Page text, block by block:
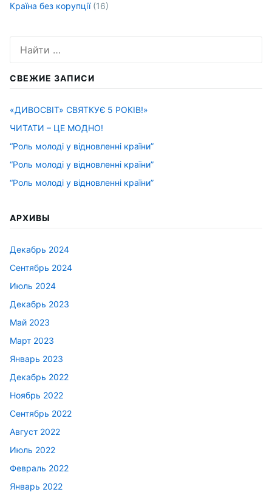
Країна без корупції(16)
СВЕЖИЕ ЗАПИСИ
«ДИВОСВІТ» СВЯТКУЄ 5 РОКІВ!»
ЧИТАТИ – ЦЕ МОДНО!
“Роль молоді у відновленні країни”
“Роль молоді у відновленні країни”
“Роль молоді у відновленні країни”
АРХИВЫ
Декабрь 2024
Сентябрь 2024
Июль 2024
Декабрь 2023
Май 2023
Март 2023
Январь 2023
Декабрь 2022
Ноябрь 2022
Сентябрь 2022
Август 2022
Июль 2022
Февраль 2022
Январь 2022